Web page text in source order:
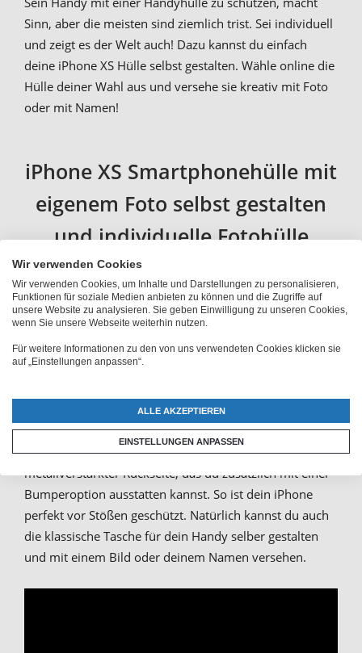
Sinn, aber die meisten sind ziemlich trist. Sei individuell
und zeigt es der Welt auch! Dazu kannst du einfach
deine iPhone XS Hülle selbst gestalten. Wähle online die
Hülle deiner Wahl aus und versehe sie kreativ mit Foto
oder mit Namen!
iPhone XS Smartphonehülle mit
eigenem Foto selbst gestalten
und individuelle Fotohülle
erhalten
Wähle zwischen den unterschiedlichen iPhone Hüllen
Handytasche: Hier findest du die große Auswahl! Ein
und bietet dir außerdem dank der praktischen
Innenfächer Platz für deine Kreditkarten.
Oder du entscheidest dich für ein Hardcover mit
metallverstärkter Rückseite, das du zusätzlich mit einer
Bumperoption ausstatten kannst. So ist dein iPhone
perfekt vor Stößen geschützt. Natürlich kannst du auch
die klassische Tasche für dein Handy selber gestalten
und mit einem Bild oder deinem Namen versehen.
Wir verwenden Cookies
Wir verwenden Cookies, um Inhalte und Darstellungen zu personalisieren,
Funktionen für soziale Medien anbieten zu können und die Zugriffe auf
unsere Website zu analysieren. Sie geben Einwilligung zu unseren Cookies,
wenn Sie unsere Webseite weiterhin nutzen.
Für weitere Informationen zu den von uns verwendeten Cookies klicken sie
auf „Einstellungen anpassen“.
ALLE AKZEPTIEREN
EINSTELLUNGEN ANPASSEN